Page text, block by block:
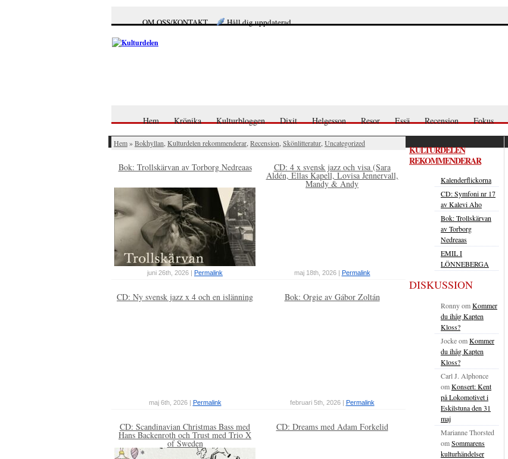
OM OSS/KONTAKT Håll dig uppdaterad
Hem Krönika Kulturbloggen Dixit Helgesson Resor Essä Recension Fokus
Hem»Bokhyllan Kulturdelen rekommenderar Recension Skönlitteratur Uncategorized
Bok: Trollskärvan av Torborg Nedreaas
juni 26th, 2026 | Permalink
CD: 4 x svensk jazz och visa (Sara
Aldén, Ellas Kapell, Lovisa Jennervall,
Mandy & Andy
maj 18th, 2026 | Permalink
CD: Ny svensk jazz x 4 och en islänning
maj 6th, 2026 | Permalink
Bok: Orgie av Gábor Zoltán
februari 5th, 2026 | Permalink
CD: Scandinavian Christmas Bass med
Hans Backenroth och Trust med Trio X
of Sweden
CD: Dreams med Adam Forkelid
KULTURDELEN
REKOMMENDERAR
Kalenderflickorna
CD: Symfoni nr 17
av Kalevi Aho
Bok: Trollskärvan
av Torborg
Nedreaas
EMIL I
LÖNNEBERGA
DISKUSSION
RonnyomKommer
du ihåg Kapten
Kloss?
JockeomKommer
du ihåg Kapten
Kloss?
Carl J. Alphonce
omKonsert: Kent
på Lokomotivet i
Eskilstuna den 31
maj
Marianne Thorsted
omSommarens
kulturhändelser